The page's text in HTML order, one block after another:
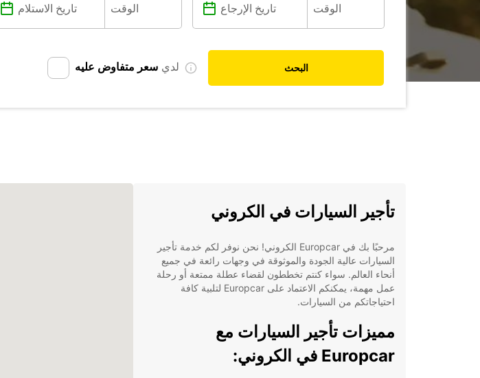
لدي سعر متفاوض عليه البحث
تأجير السيارات في الكروني
مرحبًا بك في Europcar الكروني! نحن نوفر لكم خدمة تأجير
السيارات عالية الجودة والموثوقة في وجهات رائعة في جميع
أنحاء العالم. سواء كنتم تخططون لقضاء عطلة ممتعة أو رحلة
عمل مهمة، يمكنكم الاعتماد على Europcar لتلبية كافة
احتياجاتكم من السيارات.
مميزات تأجير السيارات مع
Europcar في الكروني: